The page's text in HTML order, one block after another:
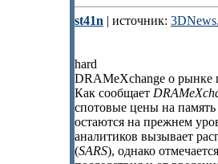
st41n | источник:
hard
DRAMeXchange о рынке
Как сообщает
спотовые цены на
остаются на прежнем
аналитиков вызывает
(SARS), однако